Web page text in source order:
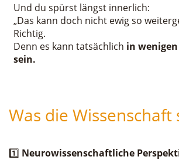
Und du spürst längst innerlich:
„Das kann doch nicht ewig so
Richtig.
Denn es kann tatsächlich in
sein.
Was die Wissenschaft
1️⃣ Neurowissenschaftliche